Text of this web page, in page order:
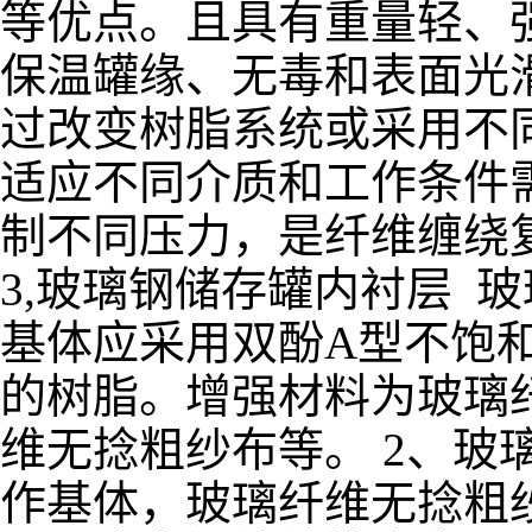
等优点。且具有重量轻、
保温罐缘、无毒和表面
过改变树脂系统或采用
适应不同介质和工作条件
制不同压力，是纤维缠绕
3,玻璃钢储存罐内衬层
基体应采用双酚A型不饱
的树脂。增强材料为玻
维无捻粗纱布等。 2、玻
作基体，玻璃纤维无捻粗